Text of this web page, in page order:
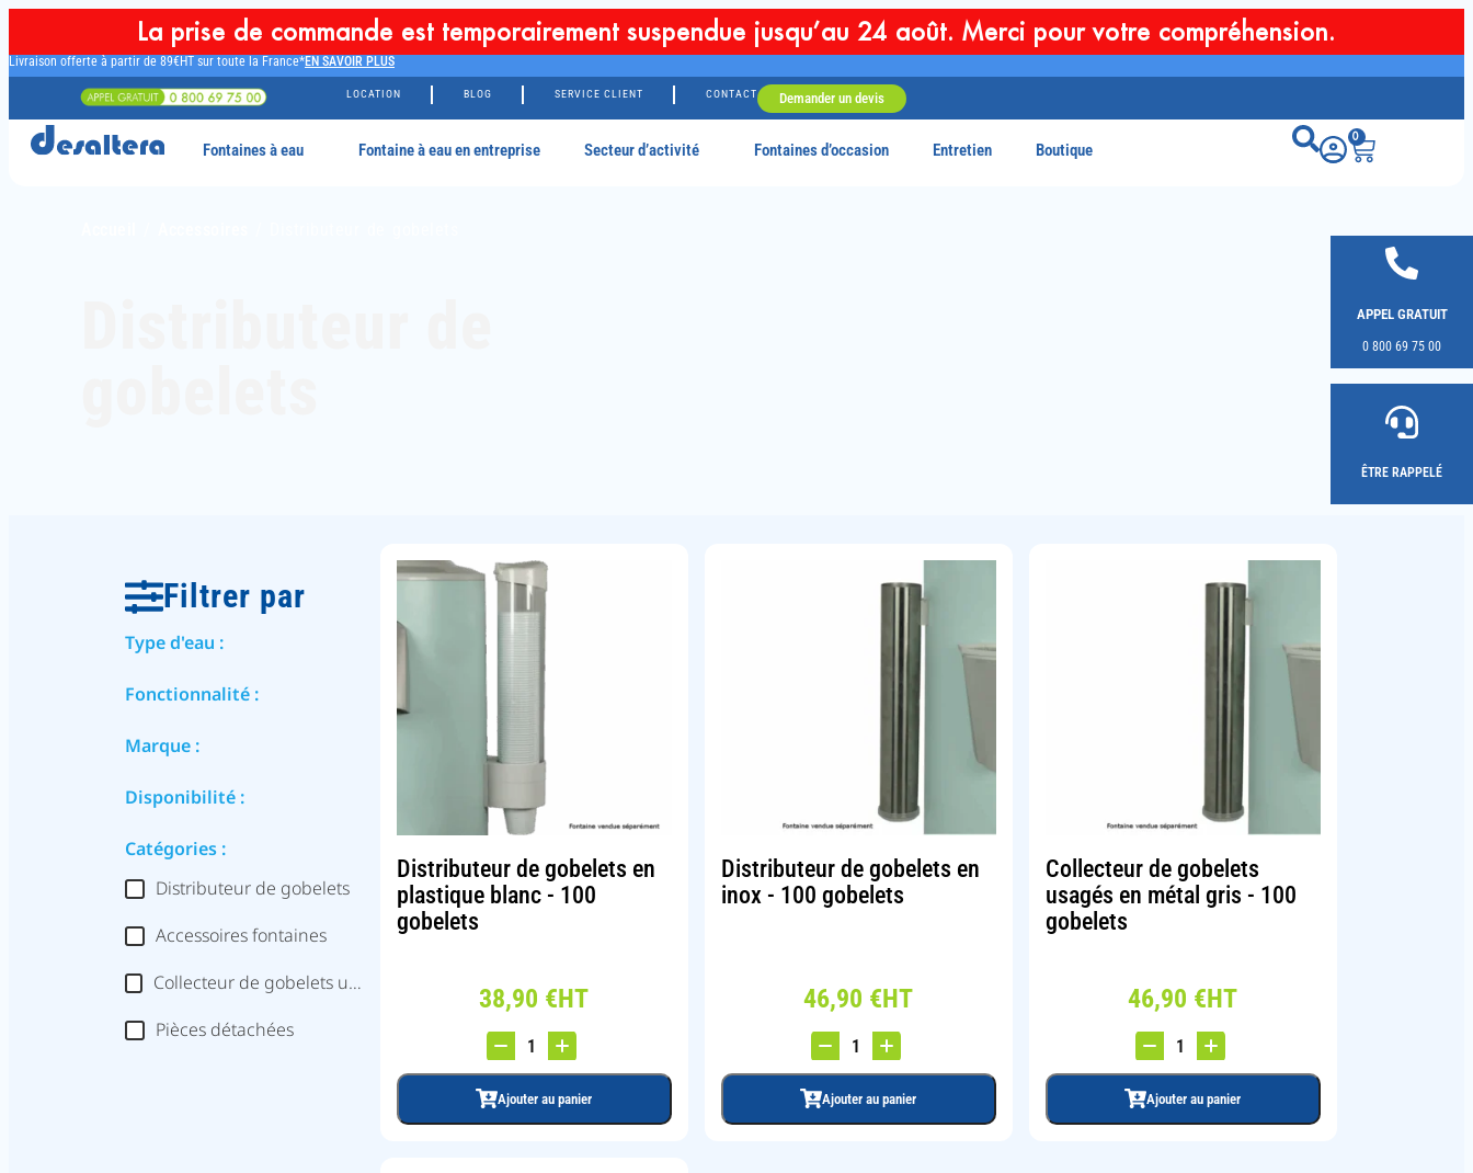
La prise de commande est temporairement suspendue jusqu’au 24 août. Merci pour votre compréhension.
Livraison offerte à partir de 89€HT sur toute la France*EN SAVOIR PLUS
LOCATION BLOG SERVICE CLIENT CONTACT Demander un devis
Fontaines à eau Fontaine à eau en entreprise Secteur d’activité Fontaines d’occasion Entretien Boutique
0
APPEL GRATUIT
0 800 69 75 00
ÊTRE RAPPELÉ
Filtrer par
Type d'eau :
Fonctionnalité :
Marque :
Disponibilité :
Catégories :
Distributeur de gobelets
Accessoires fontaines
Collecteur de gobelets usagés
Pièces détachées
Distributeur de gobelets en
plastique blanc - 100
gobelets
38,90 €HT
Ajouter au panier
Distributeur de gobelets en
inox - 100 gobelets
46,90 €HT
Ajouter au panier
Collecteur de gobelets
usagés en métal gris - 100
gobelets
46,90 €HT
Ajouter au panier